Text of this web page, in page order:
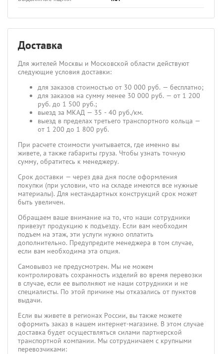
Доставка
Для жителей Москвы и Московской области действуют
следующие условия доставки:
для заказов стоимостью от 30 000 руб. — бесплатно;
для заказов на сумму менее 30 000 руб. — от 1 200
руб. до 1 500 руб.;
выезд за МКАД — 35 - 40 руб./км.
выезд в пределах третьего транспортного кольца —
от 1 200 до 1 800 руб.
При расчете стоимости учитывается, где именно вы
живете, а также габариты груза. Чтобы узнать точную
сумму, обратитесь к менеджеру.
Срок доставки — через два дня после оформления
покупки (при условии, что на складе имеются все нужные
материалы). Для нестандартных конструкций срок может
быть увеличен.
Обращаем ваше внимание на то, что наши сотрудники
привезут продукцию к подъезду. Если вам необходим
подъем на этаж, эти услуги нужно оплатить
дополнительно. Предупредите менеджера в том случае,
если вам необходима эта опция.
Самовывоз не предусмотрен. Мы не можем
контролировать сохранность изделий во время перевозки
в случае, если ее выполняют не наши сотрудники и не
специалисты. По этой причине мы отказались от пунктов
выдачи.
Если вы живете в регионах России, вы также можете
оформить заказ в нашем интернет-магазине. В этом случае
доставка будет осуществляться силами партнерской
транспортной компании. Мы сотрудничаем с крупными
перевозчиками: